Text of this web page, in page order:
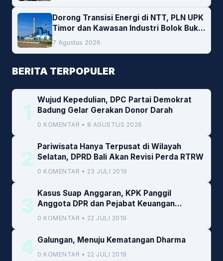
Dorong Transisi Energi di NTT, PLN UPK
Timor dan Kawasan Industri Bolok Buka
Peluang Investasi Woodchip untuk
Cofiring PLTU Bolok
7 Agustus 2026
BERITA TERPOPULER
1
Wujud Kepedulian, DPC Partai Demokrat
Badung Gelar Gerakan Donor Darah
0 KOMENTAR • 8 AGUSTUS 2026
2
Pariwisata Hanya Terpusat di Wilayah
Selatan, DPRD Bali Akan Revisi Perda RTRW
0 KOMENTAR • 23 JULI 2019
3
Kasus Suap Anggaran, KPK Panggil
Anggota DPR dan Pejabat Keuangan
Kemenkeu
0 KOMENTAR • 22 JULI 2019
4 Galungan, Menuju Kematangan Dharma
0 KOMENTAR • 22 JULI 2019